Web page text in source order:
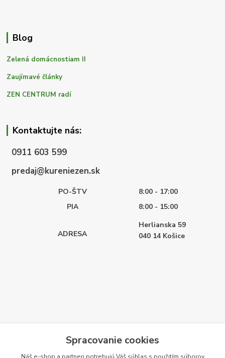
Blog
Zelená domácnostiam II
Zaujímavé články
ZEN CENTRUM radí
Kontaktujte nás:
0911 603 599
predaj@kureniezen.sk
PO-ŠTV
8:00 - 17:00
PIA
8:00 - 15:00
ADRESA
Herlianska 59
040 14 Košice
Spracovanie cookies
Náš e-shop a partneri potrebujú Váš súhlas s použitím súborov